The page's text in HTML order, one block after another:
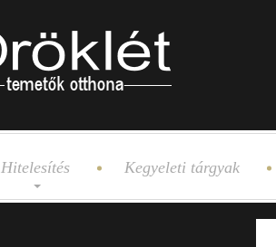
Hitelesítés Kegyeleti tárgyak